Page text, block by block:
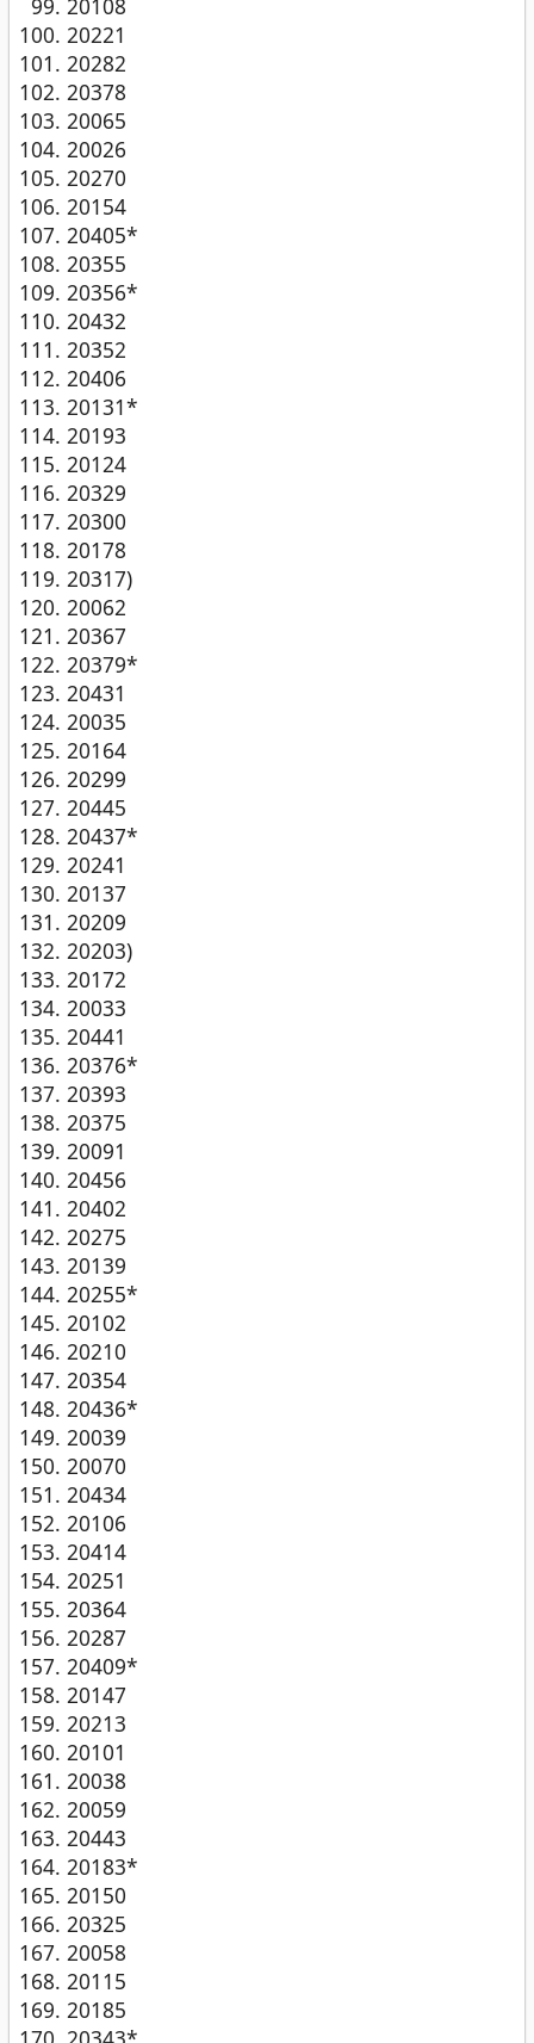
20108
20221
20282
20378
20065
20026
20270
20154
20405*
20355
20356*
20432
20352
20406
20131*
20193
20124
20329
20300
20178
20317)
20062
20367
20379*
20431
20035
20164
20299
20445
20437*
20241
20137
20209
20203)
20172
20033
20441
20376*
20393
20375
20091
20456
20402
20275
20139
20255*
20102
20210
20354
20436*
20039
20070
20434
20106
20414
20251
20364
20287
20409*
20147
20213
20101
20038
20059
20443
20183*
20150
20325
20058
20115
20185